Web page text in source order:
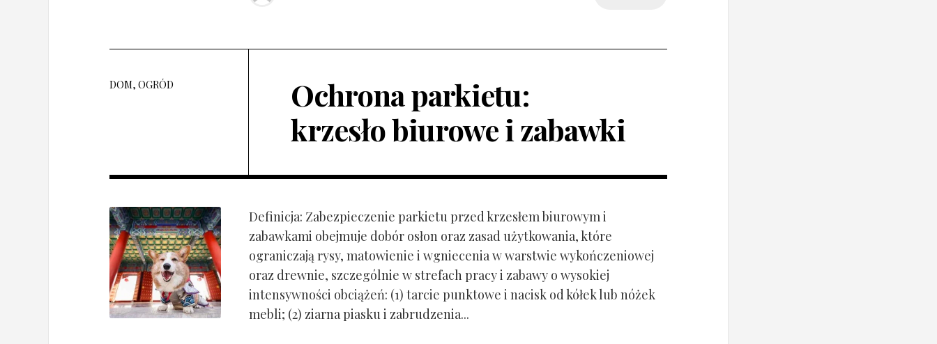
DOM, OGRÓD
Ochrona parkietu:
krzesło biurowe i zabawki
Definicja: Zabezpieczenie parkietu przed krzesłem biurowym i
zabawkami obejmuje dobór osłon oraz zasad użytkowania, które
ograniczają rysy, matowienie i wgniecenia w warstwie wykończeniowej
oraz drewnie, szczególnie w strefach pracy i zabawy o wysokiej
intensywności obciążeń: (1) tarcie punktowe i nacisk od kółek lub nóżek
mebli; (2) ziarna piasku i zabrudzenia...